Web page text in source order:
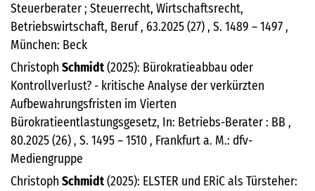
Steuerberater ; Steuerrecht, Wirtschaftsrecht,
Betriebswirtschaft, Beruf , 63.2025 (27) , S. 1489 – 1497 ,
München: Beck
Christoph Schmidt(2025): Bürokratieabbau oder
Kontrollverlust? - kritische Analyse der verkürzten
Aufbewahrungsfristen im Vierten
Bürokratieentlastungsgesetz, In: Betriebs-Berater : BB ,
80.2025 (26) , S. 1495 – 1510 , Frankfurt a. M.: dfv-
Mediengruppe
Christoph Schmidt(2025): ELSTER und ERiC als Türsteher: